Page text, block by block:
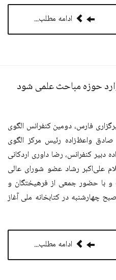
ادامه مطلب...
حوزه مباحث علمی شود
فارس، دومین کنفرانس الگوی
واعظ‌زاده رئیس مرکز الگوی
دبیر کنفرانس، رضا داوری اردکانی
علی‌اکبر رشاد عضو شورای عالی
و با حضور جمعی از فرهیختگان و
چهارشنبه در کتابخانه ملی آغاز
ادامه مطلب...